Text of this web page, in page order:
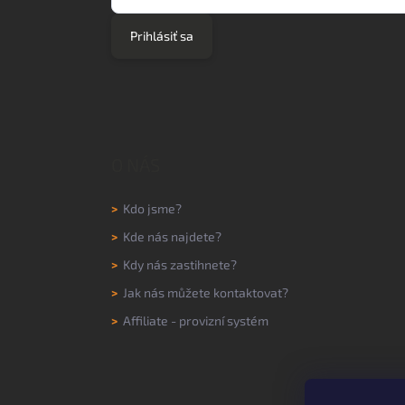
Prihlásiť sa
> Kdo jsme?
> Kde nás najdete?
> Kdy nás zastihnete?
> Jak nás můžete kontaktovat?
> Affiliate - provizní systém